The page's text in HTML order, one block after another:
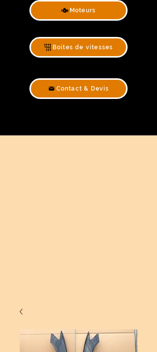
Moteurs
Boites de vitesses
Contact & Devis